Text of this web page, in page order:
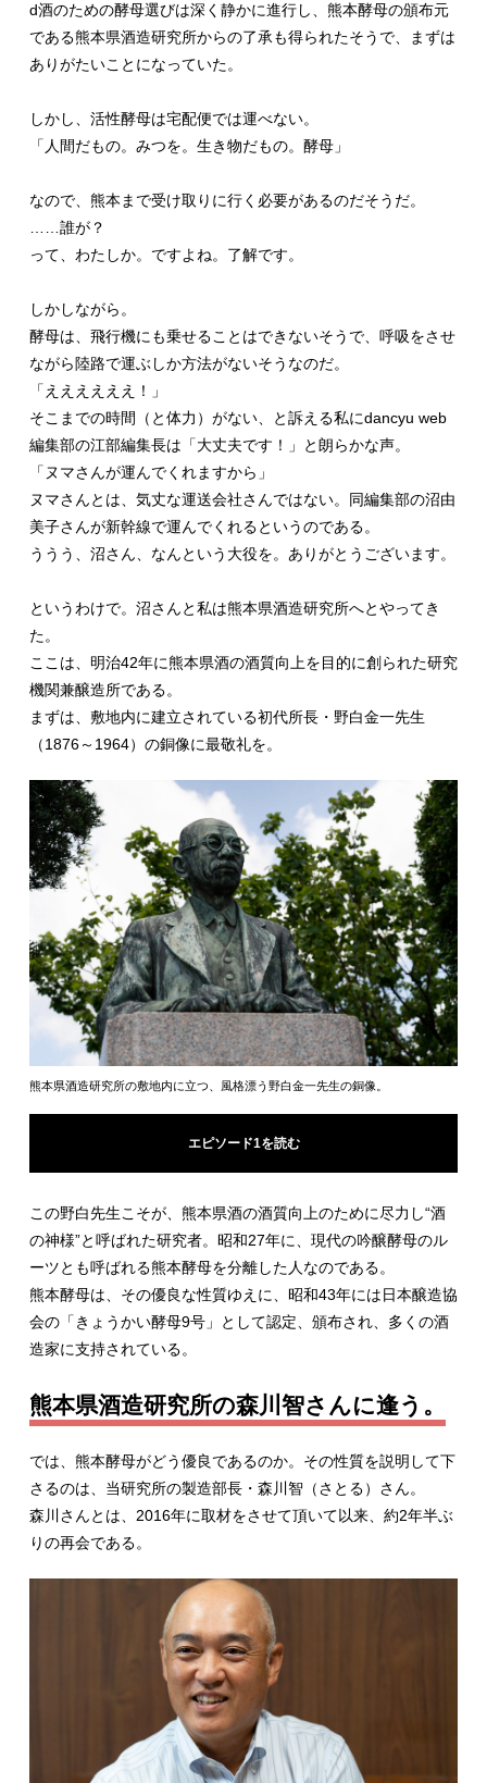
d酒のための酵母選びは深く静かに進行し、熊本酵母の頒布元
である熊本県酒造研究所からの了承も得られたそうで、まずは
ありがたいことになっていた。
しかし、活性酵母は宅配便では運べない。
「人間だもの。みつを。生き物だもの。酵母」
なので、熊本まで受け取りに行く必要があるのだそうだ。
……誰が？
って、わたしか。ですよね。了解です。
しかしながら。
酵母は、飛行機にも乗せることはできないそうで、呼吸をさせ
ながら陸路で運ぶしか方法がないそうなのだ。
「ええええええ！」
そこまでの時間（と体力）がない、と訴える私にdancyu web
編集部の江部編集長は「大丈夫です！」と朗らかな声。
「ヌマさんが運んでくれますから」
ヌマさんとは、気丈な運送会社さんではない。同編集部の沼由
美子さんが新幹線で運んでくれるというのである。
ううう、沼さん、なんという大役を。ありがとうございます。
というわけで。沼さんと私は熊本県酒造研究所へとやってき
た。
ここは、明治42年に熊本県酒の酒質向上を目的に創られた研究
機関兼醸造所である。
まずは、敷地内に建立されている初代所長・野白金一先生
（1876～1964）の銅像に最敬礼を。
熊本県酒造研究所の敷地内に立つ、風格漂う野白金一先生の銅像。
エピソード1を読む
この野白先生こそが、熊本県酒の酒質向上のために尽力し“酒
の神様”と呼ばれた研究者。昭和27年に、現代の吟醸酵母のル
ーツとも呼ばれる熊本酵母を分離した人なのである。
熊本酵母は、その優良な性質ゆえに、昭和43年には日本醸造協
会の「きょうかい酵母9号」として認定、頒布され、多くの酒
造家に支持されている。
熊本県酒造研究所の森川智さんに逢う。
では、熊本酵母がどう優良であるのか。その性質を説明して下
さるのは、当研究所の製造部長・森川智（さとる）さん。
森川さんとは、2016年に取材をさせて頂いて以来、約2年半ぶ
りの再会である。